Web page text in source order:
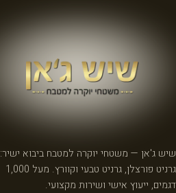
שיש ג'אן — משטחי יוקרה למטבח ביבוא ישיר:
גרניט פורצלן, גרניט טבעי וקוורץ. מעל 1,000
דגמים, ייעוץ אישי ושירות מקצועי.